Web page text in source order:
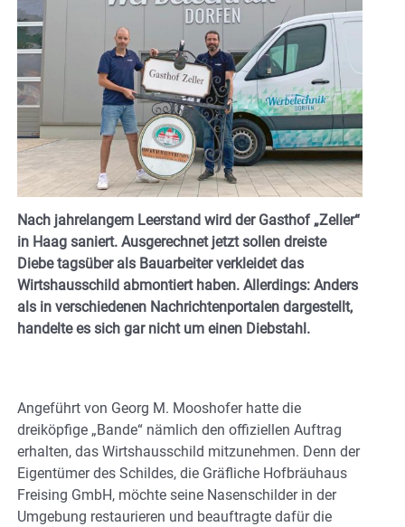
Nach jahrelangem Leerstand wird der Gasthof „Zeller“
in Haag saniert. Ausgerechnet jetzt sollen dreiste
Diebe tagsüber als Bauarbeiter verkleidet das
Wirtshausschild abmontiert haben. Allerdings: Anders
als in verschiedenen Nachrichtenportalen dargestellt,
handelte es sich gar nicht um einen Diebstahl.
Angeführt von Georg M. Mooshofer hatte die
dreiköpfige „Bande“ nämlich den offiziellen Auftrag
erhalten, das Wirtshausschild mitzunehmen. Denn der
Eigentümer des Schildes, die Gräfliche Hofbräuhaus
Freising GmbH, möchte seine Nasenschilder in der
Umgebung restaurieren und beauftragte dafür die